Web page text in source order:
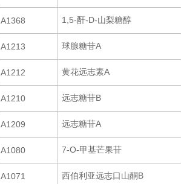
A1368 1,5-酐-D-山梨糖醇
A1213 球腺糖苷A
A1212 黄花远志素A
A1210 远志糖苷B
A1209 远志糖苷A
A1080 7-O-甲基芒果苷
A1071 西伯利亚远志口山酮B